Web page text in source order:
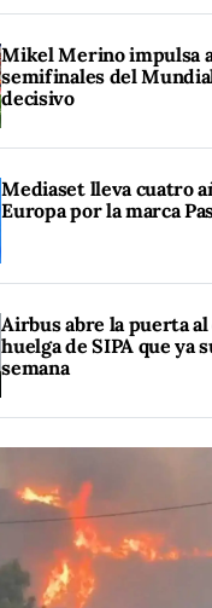
Mikel Merino impulsa a
semifinales del
decisivo
Mediaset lleva cuatro
Europa por la marca
Airbus abre la puerta
huelga de SIPA que ya
semana